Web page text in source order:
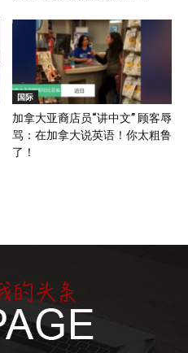
国际
加拿大亚裔店员“讲中文” 顾客辱
骂：在加拿大说英语！你太粗鲁
了！